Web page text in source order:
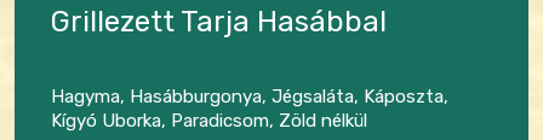
Grillezett Tarja Hasábbal
Hagyma, Hasábburgonya, Jégsaláta, Káposzta,
Kígyó Uborka, Paradicsom, Zöld nélkül